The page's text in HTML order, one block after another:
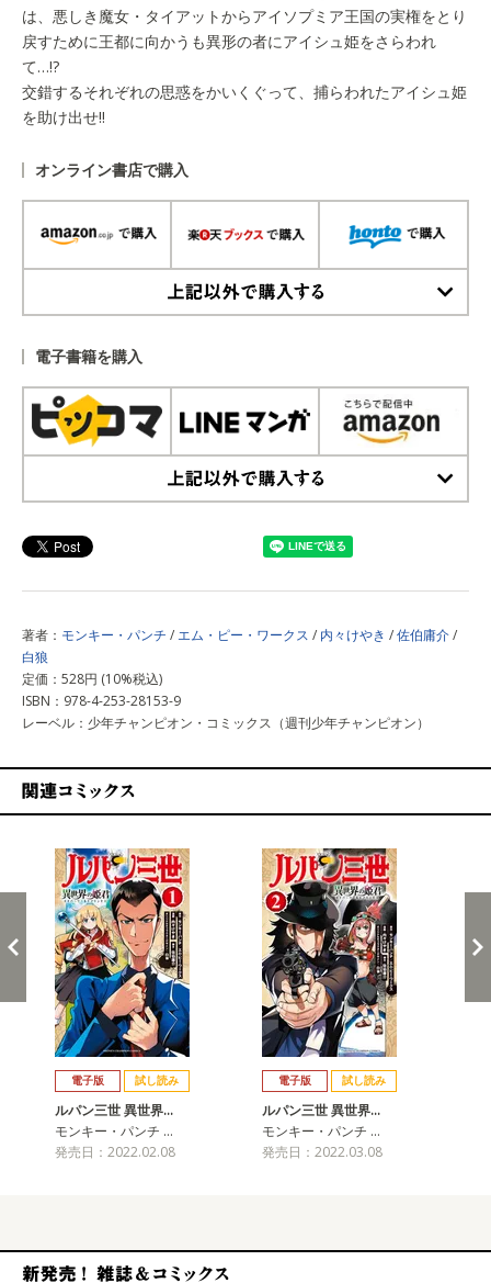
は、悪しき魔女・タイアットからアイソプミア王国の実権をとり
戻すために王都に向かうも異形の者にアイシュ姫をさらわれ
て…!?
交錯するそれぞれの思惑をかいくぐって、捕らわれたアイシュ姫
を助け出せ!!
オンライン書店で購入
電子書籍を購入
著者： モンキー・パンチ / エム・ピー・ワークス / 内々けやき /佐伯庸介/
白狼
定価：528円 (10%税込)
ISBN：978-4-253-28153-9
レーベル：少年チャンピオン・コミックス（週刊少年チャンピオン）
電子版 試し読み
ルパン三世 異世界…
モンキー・パンチ …
発売日：2022.02.08
電子版 試し読み
ルパン三世 異世界…
モンキー・パンチ …
発売日：2022.03.08